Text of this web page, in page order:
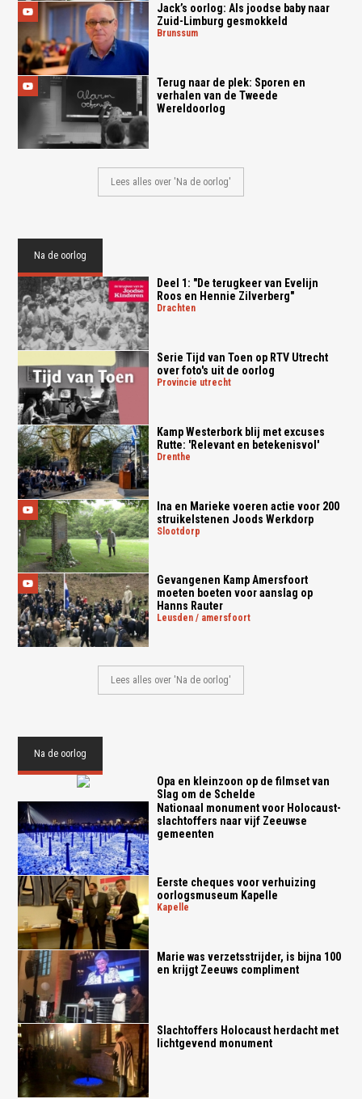
Jack’s oorlog: Als joodse baby naar
Zuid-Limburg gesmokkeld
brunssum
Terug naar de plek: Sporen en
verhalen van de Tweede
Wereldoorlog
Lees alles over 'Na de oorlog'
Na de oorlog
Deel 1: "De terugkeer van Evelijn
Roos en Hennie Zilverberg"
drachten
Serie Tijd van Toen op RTV Utrecht
over foto's uit de oorlog
provincie utrecht
Kamp Westerbork blij met excuses
Rutte: 'Relevant en betekenisvol'
drenthe
Ina en Marieke voeren actie voor 200
struikelstenen Joods Werkdorp
slootdorp
Gevangenen Kamp Amersfoort
moeten boeten voor aanslag op
Hanns Rauter
leusden / amersfoort
Lees alles over 'Na de oorlog'
Na de oorlog
Opa en kleinzoon op de filmset van
Slag om de Schelde
Nationaal monument voor Holocaust-
slachtoffers naar vijf Zeeuwse
gemeenten
Eerste cheques voor verhuizing
oorlogsmuseum Kapelle
kapelle
Marie was verzetsstrijder, is bijna 100
en krijgt Zeeuws compliment
Slachtoffers Holocaust herdacht met
lichtgevend monument